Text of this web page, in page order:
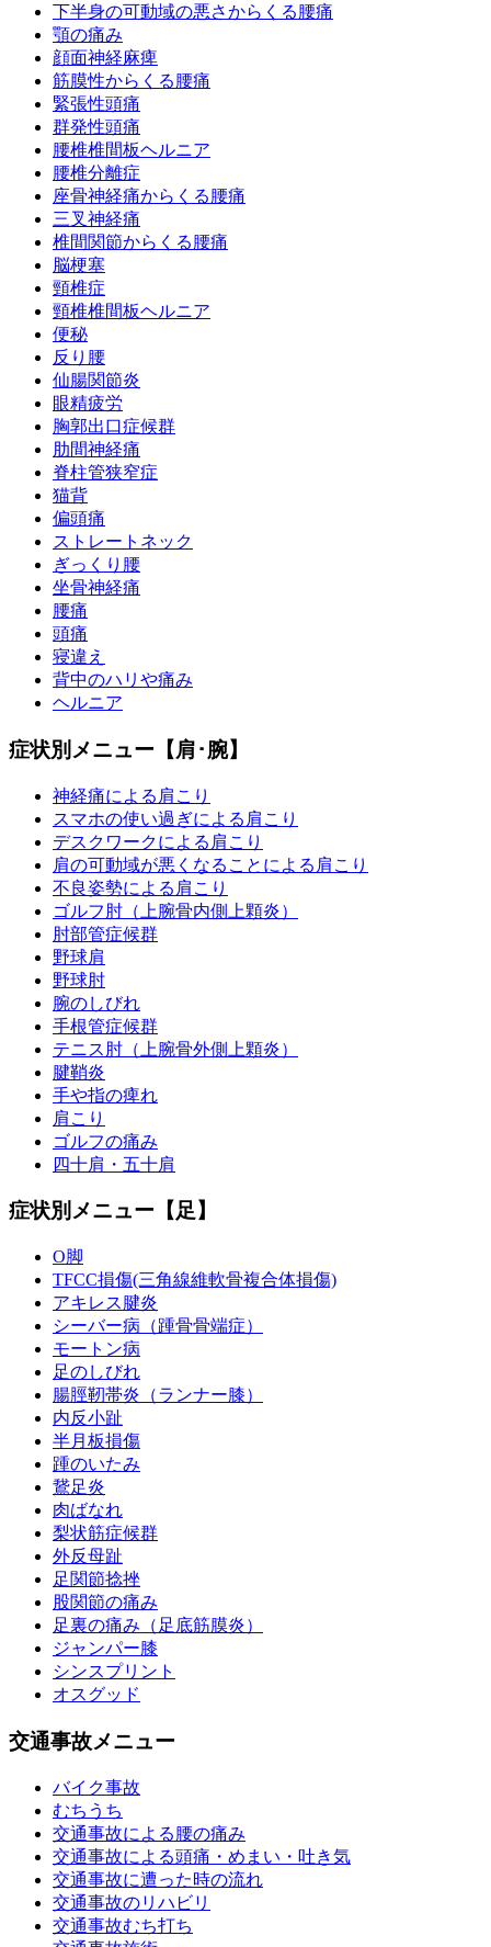
下半身の可動域の悪さからくる腰痛
顎の痛み
顔面神経麻痺
筋膜性からくる腰痛
緊張性頭痛
群発性頭痛
腰椎椎間板ヘルニア
腰椎分離症
座骨神経痛からくる腰痛
三叉神経痛
椎間関節からくる腰痛
脳梗塞
頸椎症
頸椎椎間板ヘルニア
便秘
反り腰
仙腸関節炎
眼精疲労
胸郭出口症候群
肋間神経痛
脊柱管狭窄症
猫背
偏頭痛
ストレートネック
ぎっくり腰
坐骨神経痛
腰痛
頭痛
寝違え
背中のハリや痛み
ヘルニア
症状別メニュー【肩･腕】
神経痛による肩こり
スマホの使い過ぎによる肩こり
デスクワークによる肩こり
肩の可動域が悪くなることによる肩こり
不良姿勢による肩こり
ゴルフ肘（上腕骨内側上顆炎）
肘部管症候群
野球肩
野球肘
腕のしびれ
手根管症候群
テニス肘（上腕骨外側上顆炎）
腱鞘炎
手や指の痺れ
肩こり
ゴルフの痛み
四十肩・五十肩
症状別メニュー【足】
O脚
TFCC損傷(三角線維軟骨複合体損傷)
アキレス腱炎
シーバー病（踵骨骨端症）
モートン病
足のしびれ
腸脛靭帯炎（ランナー膝）
内反小趾
半月板損傷
踵のいたみ
鵞足炎
肉ばなれ
梨状筋症候群
外反母趾
足関節捻挫
股関節の痛み
足裏の痛み（足底筋膜炎）
ジャンパー膝
シンスプリント
オスグッド
交通事故メニュー
バイク事故
むちうち
交通事故による腰の痛み
交通事故による頭痛・めまい・吐き気
交通事故に遭った時の流れ
交通事故のリハビリ
交通事故むち打ち